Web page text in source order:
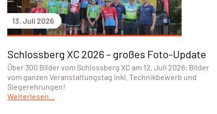
13. Juli 2026
Schlossberg XC 2026 – großes Foto-Update
Über 300 Bilder vom Schlossberg XC am 12. Juli 2026: Bilder
vom ganzen Veranstaltungstag inkl. Technikbewerb und
Siegerehrungen!
Weiterlesen...